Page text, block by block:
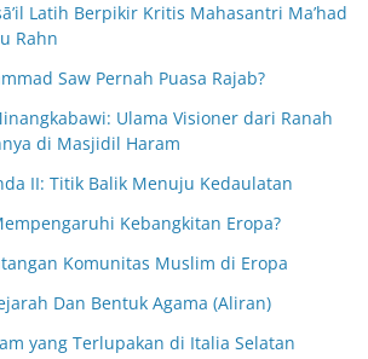
Latih Berpikir Kritis Mahasantri Ma’had
Rahn
Saw Pernah Puasa Rajab?
Ulama Visioner dari Ranah
di Masjidil Haram
II: Titik Balik Menuju Kedaulatan
Kebangkitan Eropa?
Komunitas Muslim di Eropa
Dan Bentuk Agama (Aliran)
yang Terlupakan di Italia Selatan